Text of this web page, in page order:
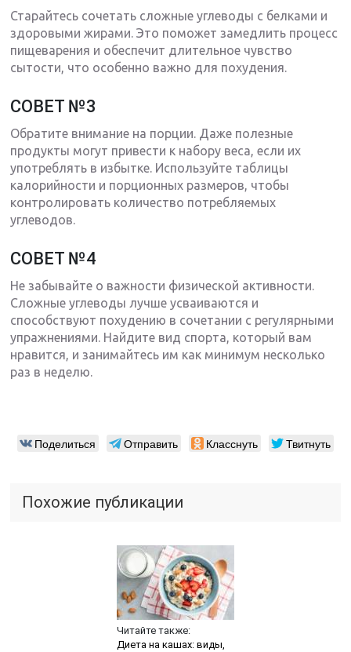
Старайтесь сочетать сложные углеводы с белками и
здоровыми жирами. Это поможет замедлить процесс
пищеварения и обеспечит длительное чувство
сытости, что особенно важно для похудения.
СОВЕТ №3
Обратите внимание на порции. Даже полезные
продукты могут привести к набору веса, если их
употреблять в избытке. Используйте таблицы
калорийности и порционных размеров, чтобы
контролировать количество потребляемых
углеводов.
СОВЕТ №4
Не забывайте о важности физической активности.
Сложные углеводы лучше усваиваются и
способствуют похудению в сочетании с регулярными
упражнениями. Найдите вид спорта, который вам
нравится, и занимайтесь им как минимум несколько
раз в неделю.
Поделиться Отправить Класснуть Твитнуть
Похожие публикации
Читайте также:
Диета на кашах: виды,